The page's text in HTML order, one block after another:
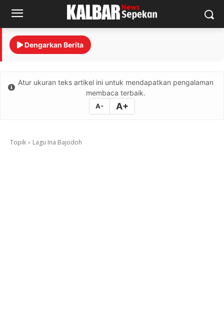
Dengarkan Berita
Atur ukuran teks artikel ini untuk mendapatkan pengalaman
membaca terbaik.
A- A+
Topik Lagu Ina Bajodoh